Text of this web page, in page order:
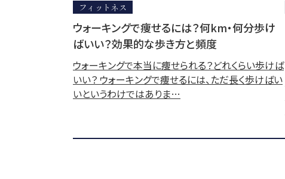
フィットネス
ウォーキングで痩せるには？何km・何分歩け
ばいい？効果的な歩き方と頻度
ウォーキングで本当に痩せられる？どれくらい歩けば
いい？ ウォーキングで痩せるには、ただ長く歩けばい
いというわけではありま…